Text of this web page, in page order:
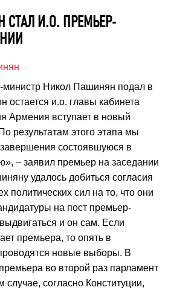
И.О. ПРЕМЬЕР-
министр Никол Пашинян подал в
остается и.о. главы кабинета
Армения вступает в новый
результатам этого этапа мы
состоявшуюся в
– заявил премьер на заседании
удалось добиться согласия
политических сил на то, что они
на пост премьер-
и он сам. Если
премьера, то опять в
новые выборы. В
во второй раз парламент
случае, согласно Конституции,